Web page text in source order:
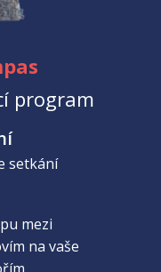
program
setkání
mezi
na vaše